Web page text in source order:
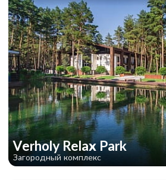
Verholy Relax Park
Загородный комплекс